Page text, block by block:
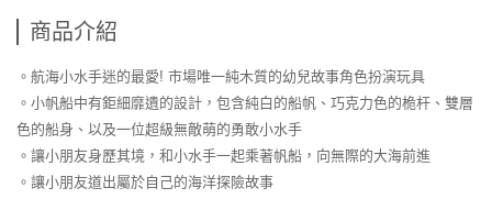
商品介紹
。航海小水手迷的最愛! 市場唯一純木質的幼兒故事角色扮演玩具
。小帆船中有鉅細靡遺的設計，包含純白的船帆、巧克力色的桅杆、雙層
色的船身、以及一位超級無敵萌的勇敢小水手
。讓小朋友身歷其境，和小水手一起乘著帆船，向無際的大海前進
。讓小朋友道出屬於自己的海洋探險故事